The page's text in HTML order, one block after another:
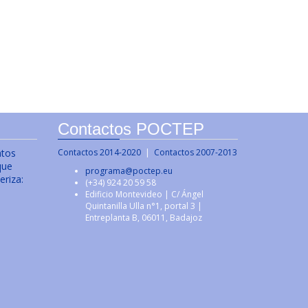
Contactos POCTEP
Contactos 2014-2020| Contactos 2007-2013
programa@poctep.eu
(+34) 924 20 59 58
Edificio Montevideo | C/ Ángel
Quintanilla Ulla n°1, portal 3 |
Entreplanta B, 06011, Badajoz